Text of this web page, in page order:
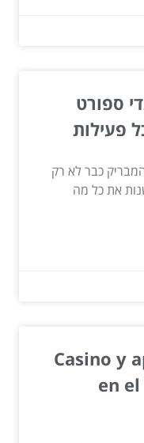
ספורט
פעילות
המבריק כבר לא רק
את כל מה
Casino y
en